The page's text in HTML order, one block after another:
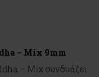
– Mix 9mm
– Mix συνδυάζει